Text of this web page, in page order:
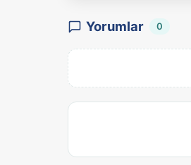
Yorumlar 0